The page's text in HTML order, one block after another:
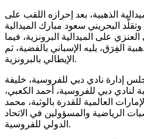
الذهبية، بعد إحرازه اللقب على
البحريني سعود مبارك الميدالية
على الميدالية البرونزية، فيما
الفِرَق، يليه الإسباني بالفضية، ثم
الإيطالي بالبرونزية.
إدارة نادي دبي للفروسية، خليفة
لنادي دبي للفروسية، أحمد الكعبي،
العالمية للقدرة بالوثبة، محمد
الرياضية والمسؤولين في الاتحاد
الدولي للفروسية.